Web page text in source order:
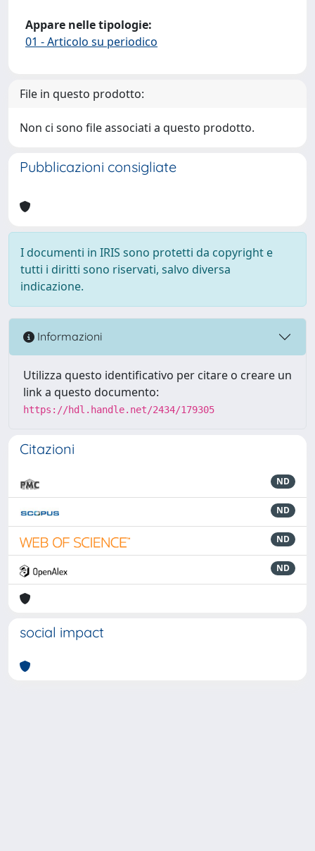
Appare nelle tipologie:
01 - Articolo su periodico
File in questo prodotto:
Non ci sono file associati a questo prodotto.
Pubblicazioni consigliate
I documenti in IRIS sono protetti da copyright e
tutti i diritti sono riservati, salvo diversa
indicazione.
Informazioni
Utilizza questo identificativo per citare o creare un
link a questo documento:
https://hdl.handle.net/2434/179305
Citazioni
ND
ND
ND
ND
social impact